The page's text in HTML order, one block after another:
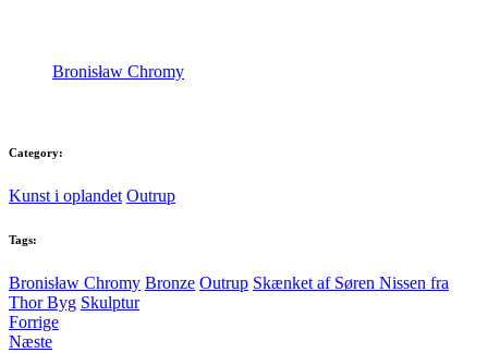
Bronisław Chromy
Category:
Kunst i oplandet Outrup
Tags:
Bronisław Chromy Bronze Outrup Skænket af Søren Nissen fra
Thor Byg Skulptur
Forrige
Næste